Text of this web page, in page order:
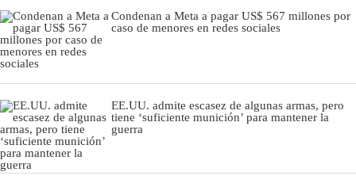
Condenan a Meta a pagar US$ 567 millones por
caso de menores en redes sociales
EE.UU. admite escasez de algunas armas, pero
tiene ‘suficiente munición’ para mantener la
guerra